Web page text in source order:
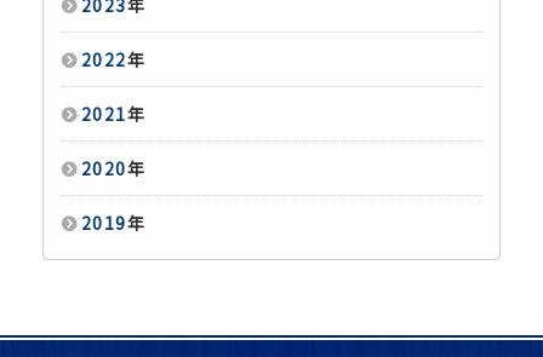
2023年
2022年
2021年
2020年
2019年